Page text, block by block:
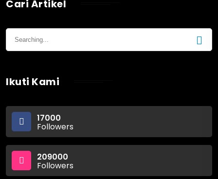
Cari Artikel
Ikuti Kami
17000
Followers
209000
Followers